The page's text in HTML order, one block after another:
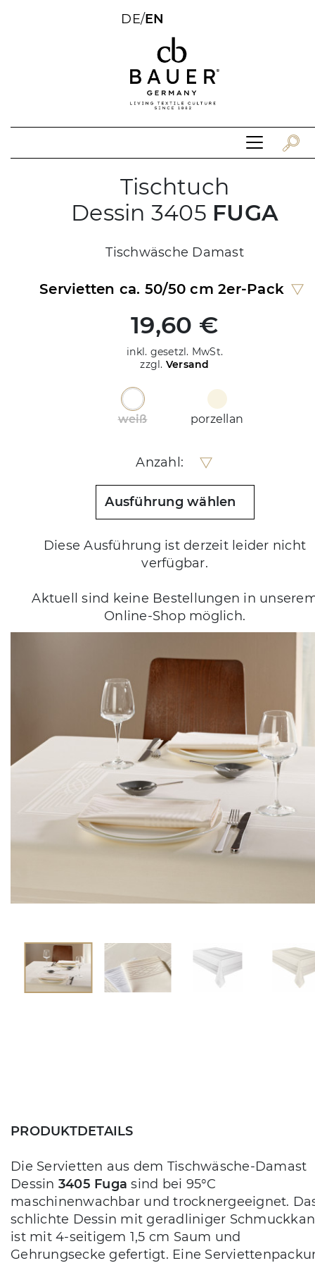
DE/EN
Tischtuch
Dessin 3405 FUGA
Tischwäsche Damast
Servietten ca. 50/50 cm 2er-Pack
19,60 €
inkl. gesetzl. MwSt.
zzgl. Versand
weiß porzellan
Anzahl:
Ausführung wählen
Diese Ausführung ist derzeit leider nicht
verfügbar.
Aktuell sind keine Bestellungen in
Online-Shop möglich.
PRODUKTDETAILS
Die Servietten aus dem Tischwäsche-Damast
Dessin 3405 Fuga sind bei 95°C
maschinenwachbar und trocknergeeignet.
schlichte Dessin mit geradliniger
ist mit 4-seitigem 1,5 cm Saum und
Gehrungsecke gefertigt. Eine